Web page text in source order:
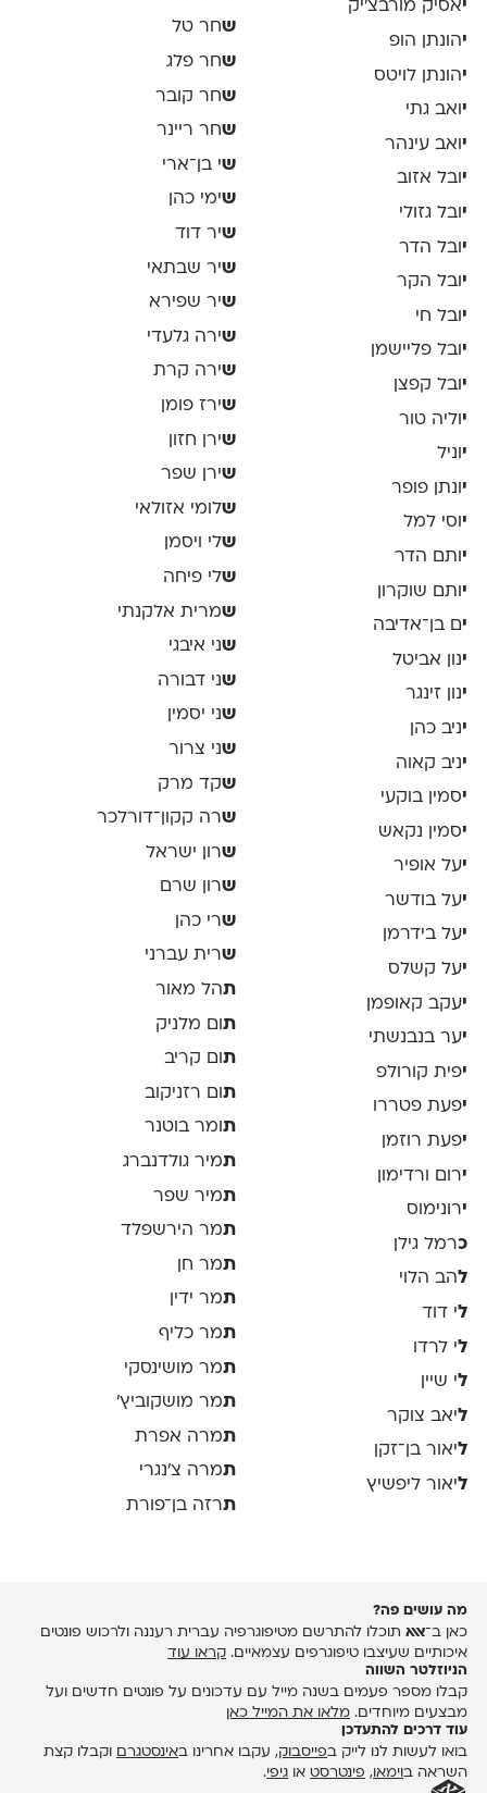
יאסיק מורבצ'יק
יהונתן הופ
יהונתן לויטס
יואב גתי
י ואב עינהר
יובל אזוב
י ובל גזולי
י ובל הדר
יובל הקר
י ובל חי
יובל פליישמן
י ובל קפצן
יוליה טור
י וניל
י ונתן פופר
יוסי למל
י ותם הדר
יותם שוקרון
ים בן־אדיבה
ינון אביטל
ינון זינגר
יניב כהן
יניב קאוה
יסמין בוקעי
יסמין נקאש
יעל אופיר
יעל בודשר
יעל בידרמן
יעל קשלס
יעקב קאופמן
יער בנבנשתי
יפית קורולפ
יפעת פטררו
יפעת רוזמן
ירום ורדימון
ירונימוס
כרמל גילן
להב הלוי
לי דוד
לי לרדו
לי שיין
ליאב צוקר
ליאור בן־זקן
ליאור ליפשיץ
שחר טל
שחר פלג
שחר קובר
שחר ריינר
שי בן־ארי
שימי כהן
שיר דוד
שיר שבתאי
שיר שפירא
שירה גלעדי
שירה קרת
שירז פומן
שירן חזון
שירן שפר
שלומי אזולאי
שלי ויסמן
שלי פיחה
שמרית אלקנתי
שני איבגי
שני דבורה
שני יסמין
שני צרור
שקד מרק
שרה קקון־דורלכר
שרון ישראל
שרון שרם
שרי כהן
שרית עברני
תהל מאור
ת ום מלניק
תום קריב
ת ום רזניקוב
תומר בוטנר
תמיר גולדנברג
תמיר שפר
תמר הירשפלד
תמר חן
תמר ידין
תמר כליף
תמר מושינסקי
תמר מושקוביץ'
תמרה אפרת
תמרה צ׳נגרי
תרזה בן־פורת
מה עושים פה?
כאן ב־אאאתוכלו להתרשם מטיפוגרפיה עברית רעננה ולרכוש פונטים
איכותיים שעיצבו טיפוגרפים עצמאיים. קראו עוד
הניוזלטר השווה
קבלו מספר פעמים בשנה מייל עם עדכונים על פונטים חדשים ועל
מבצעים מיוחדים. מלאו את המייל כאן
עוד דרכים להתעדכן
בואו לעשות לנו לייק בפייסבוק, עקבו אחרינו באינסטגרם
וקבלו קצת
השראה בוימאו , פינטרסטאו גיפי.